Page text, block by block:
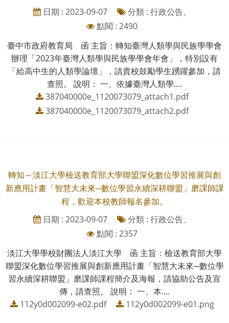
日期 : 2023-09-07
分類 : 行政公告、
點閱 : 2490
臺中市政府教育局 函 主旨：轉知臺灣人類學與民族學學會
辦理「2023年臺灣人類學與民族學學會年會」，特別設有
「給高中生的人類學論壇」，請貴校鼓勵學生踴躍參加，請
查照。 說明： 一、依據臺灣人類學....
387040000e_1120073079_attach1.pdf
387040000e_1120073079_attach2.pdf
轉知～淡江大學檢送教育部大學聯盟深化數位學習推展與創
新應用計畫「智慧大未來─數位學習永續深耕聯盟」磨課師課
程，歡迎本校教師報名參加。
日期 : 2023-09-07
分類 : 行政公告、
點閱 : 2357
淡江大學學校財團法人淡江大學 函 主旨：檢送教育部大學
聯盟深化數位學習推展與創新應用計畫「智慧大未來─數位學
習永續深耕聯盟」磨課師課程簡介及海報，請協助公告及宣
傳，請查照。 說明： 一、本....
112y0d002099-e02.pdf
112y0d002099-e01.png